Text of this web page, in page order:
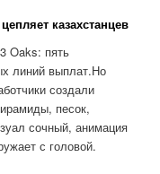
казахстанцев
Oaks: пять
линий выплат.Но
создали
песок,
сочный, анимация
с головой.